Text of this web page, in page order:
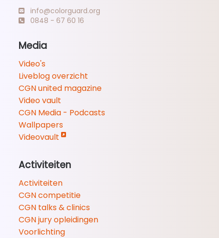
info@colorguard.org
0848 - 67 60 16
Media
Video's
Liveblog overzicht
CGN united magazine
Video vault
CGN Media - Podcasts
Wallpapers
Videovault
Activiteiten
Activiteiten
CGN competitie
CGN talks & clinics
CGN jury opleidingen
Voorlichting